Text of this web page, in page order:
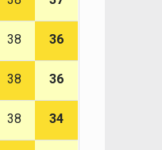
38 36
38 36
38 34